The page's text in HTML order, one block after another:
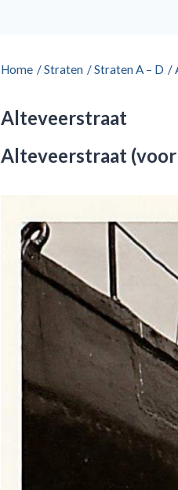
Home /Straten /Straten A – D /
Alteveerstraat
Alteveerstraat